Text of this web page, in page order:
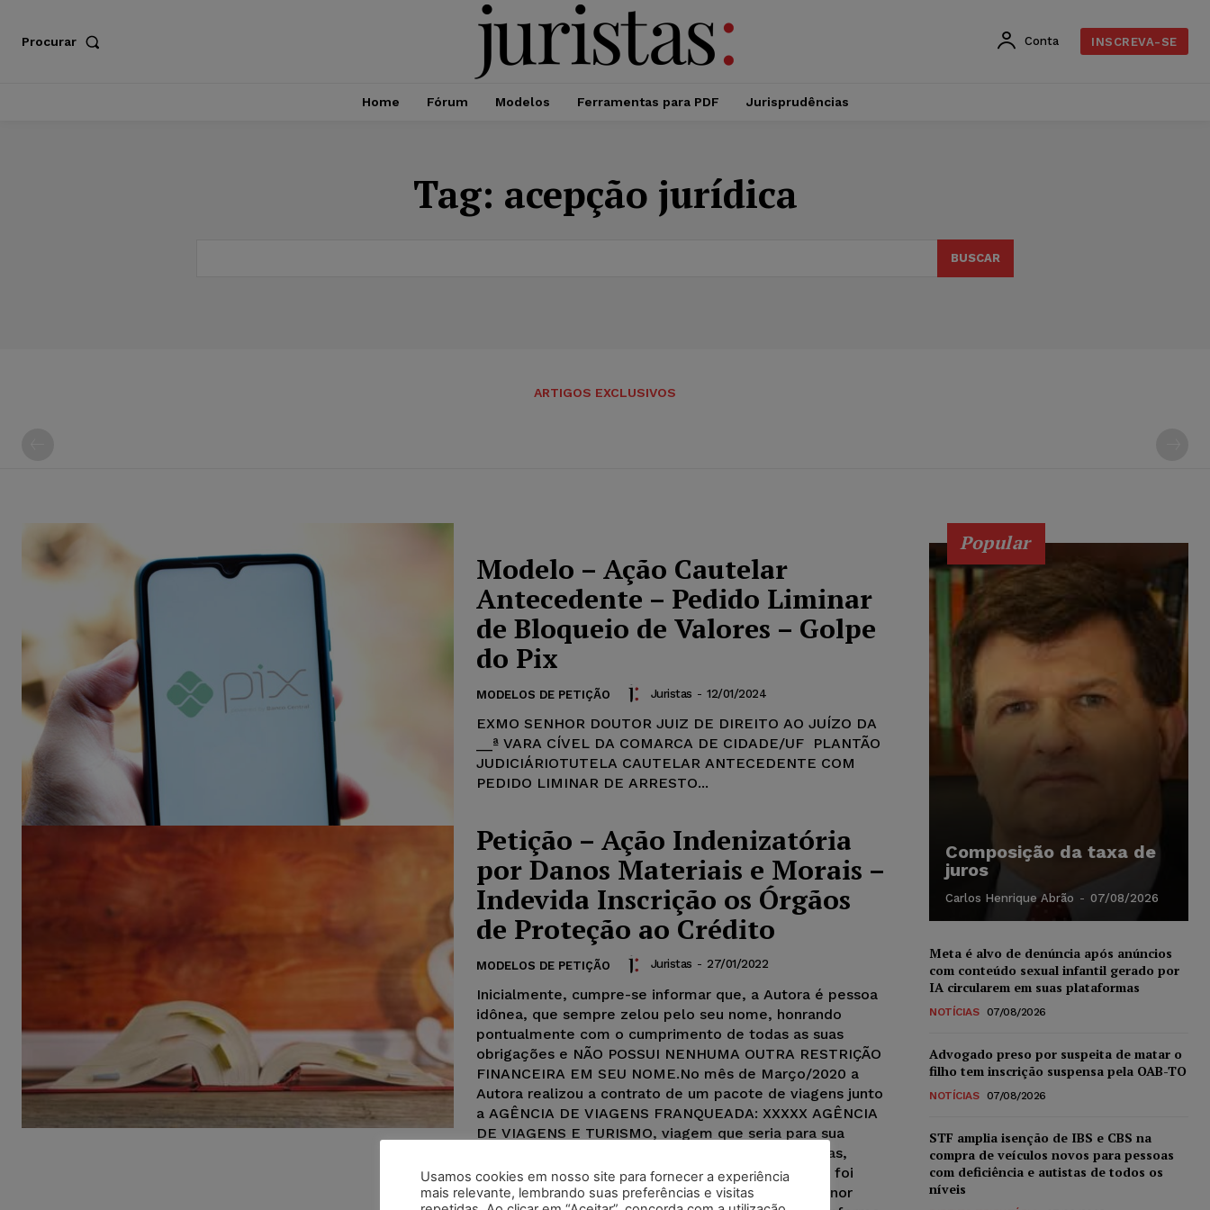
Procurar Conta INSCREVA-SE
Home Fórum Modelos Ferramentas para PDF Jurisprudências
Tag: acepção jurídica
BUSCAR
ARTIGOS EXCLUSIVOS
Modelo – Ação Cautelar
Antecedente – Pedido Liminar
de Bloqueio de Valores – Golpe
do Pix
MODELOS DE PETIÇÃO Juristas - 12/01/2024
EXMO SENHOR DOUTOR JUIZ DE DIREITO AO JUÍZO DA
__ª VARA CÍVEL DA COMARCA DE CIDADE/UF PLANTÃO
JUDICIÁRIOTUTELA CAUTELAR ANTECEDENTE COM
PEDIDO LIMINAR DE ARRESTO...
Petição – Ação Indenizatória
por Danos Materiais e Morais –
Indevida Inscrição os Órgãos
de Proteção ao Crédito
MODELOS DE PETIÇÃO Juristas - 27/01/2022
Inicialmente, cumpre-se informar que, a Autora é pessoa
idônea, que sempre zelou pelo seu nome, honrando
pontualmente com o cumprimento de todas as suas
obrigações e NÃO POSSUI NENHUMA OUTRA RESTRIÇÃO
FINANCEIRA EM SEU NOME.No mês de Março/2020 a
Autora realizou a contrato de um pacote de viagens junto
a AGÊNCIA DE VIAGENS FRANQUEADA: XXXXX AGÊNCIA
DE VIAGENS E TURISMO, viagem que seria para sua
família, composta por seu esposo e suas duas filhas,
além do mais a contratação desta de uma viagem foi
para comemoração do Aniversário de sua filha menor
Popular
Composição da taxa de
juros
Carlos Henrique Abrão - 07/08/2026
Meta é alvo de denúncia após anúncios
com conteúdo sexual infantil gerado por
IA circularem em suas plataformas
NOTÍCIAS 07/08/2026
Advogado preso por suspeita de matar o
filho tem inscrição suspensa pela OAB-TO
NOTÍCIAS 07/08/2026
STF amplia isenção de IBS e CBS na
compra de veículos novos para pessoas
com deficiência e autistas de todos os
níveis
Usamos cookies em nosso site para fornecer a experiência
mais relevante, lembrando suas preferências e visitas